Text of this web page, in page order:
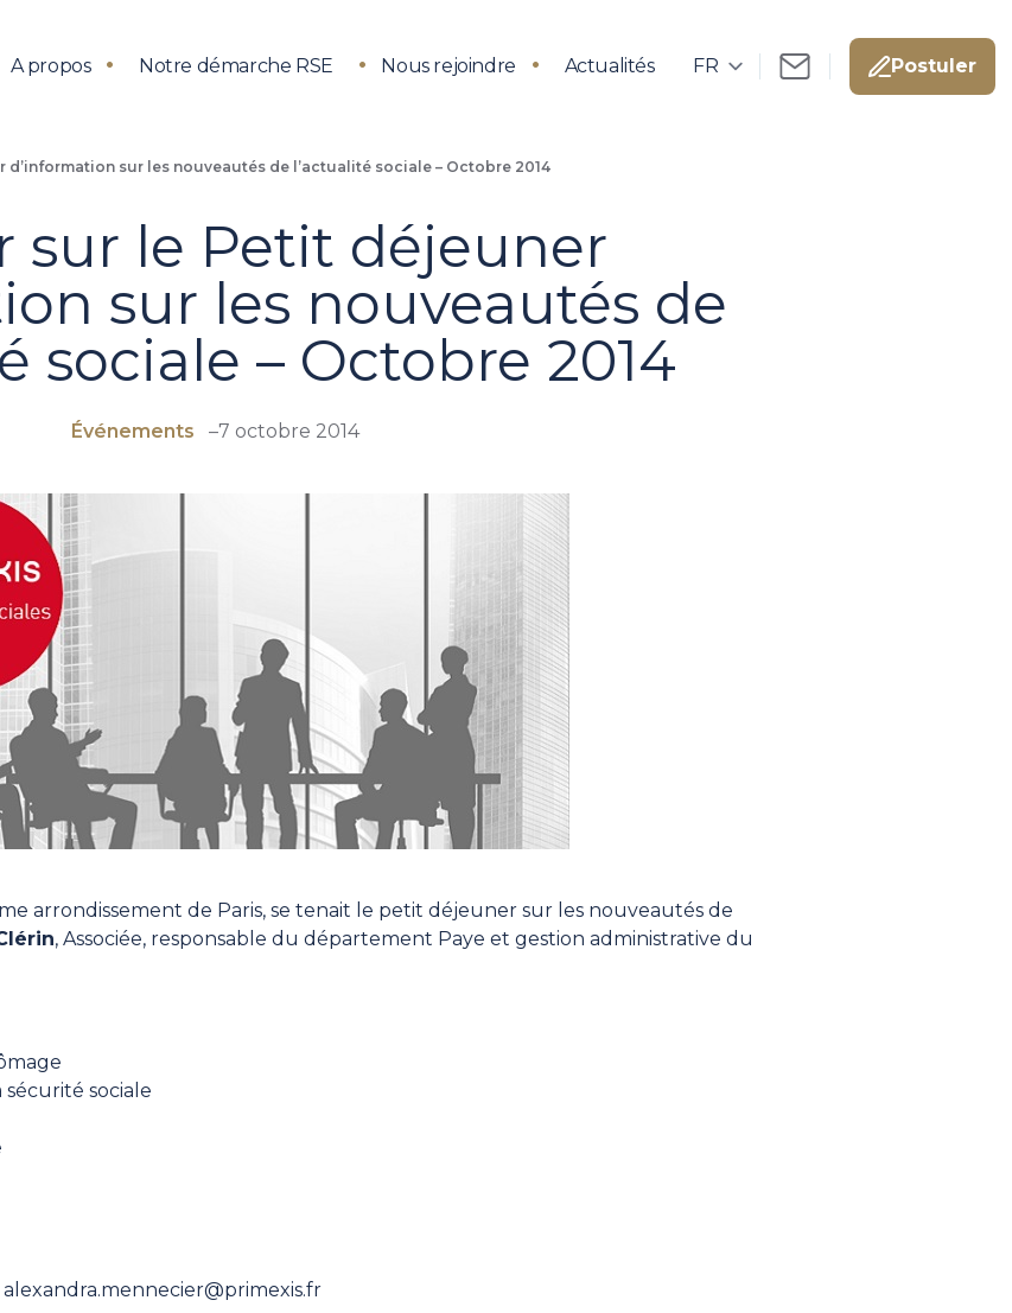
A propos Notre démarche RSE Nous rejoindre Actualités Postuler
d’information sur les nouveautés de l’actualité sociale – Octobre 2014
sur le Petit déjeuner
sur les nouveautés de
sociale – Octobre 2014
Événements –7 octobre 2014
arrondissement de Paris, se tenait le petit déjeuner sur les nouveautés de
, Associée, responsable du département Paye et gestion administrative du
sociale